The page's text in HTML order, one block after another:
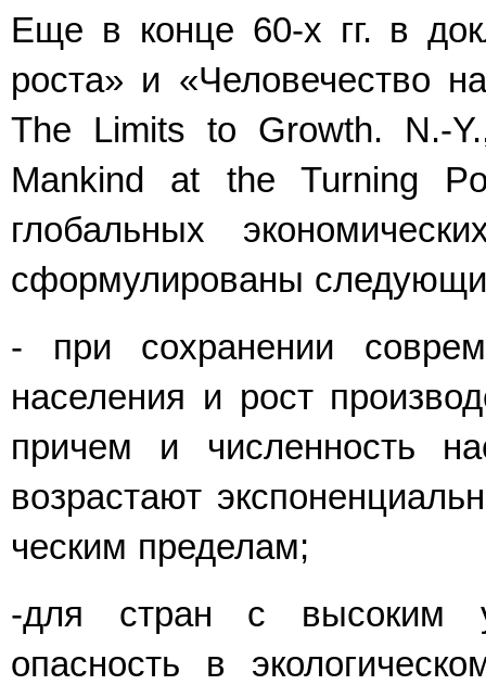
Еще в конце 60-х гг. в
роста» и «Человечество
The Limits to Growth. N.-
Mankind at the Turning
глобальных
сформулированы
- при сохранении
населения и рост
причем и численность
возрастают
ческим пределам;
-для стран с высоким
опасность в